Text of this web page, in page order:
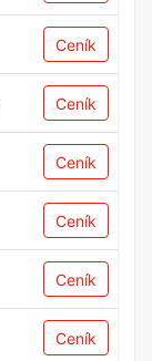
Ceník
Ceník
Ceník
Ceník
Ceník
Ceník